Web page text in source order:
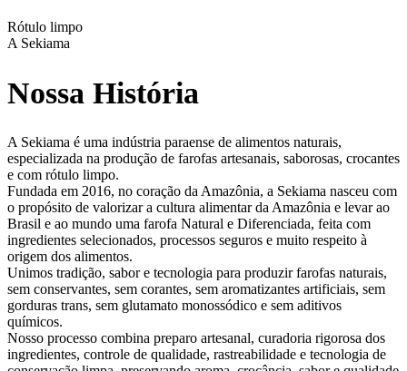
Rótulo limpo
A Sekiama
Nossa História
A Sekiama é uma indústria paraense de alimentos naturais,
especializada na produção de farofas artesanais, saborosas, crocantes
e com rótulo limpo.
Fundada em 2016, no coração da Amazônia, a Sekiama nasceu com
o propósito de valorizar a cultura alimentar da Amazônia e levar ao
Brasil e ao mundo uma farofa Natural e Diferenciada, feita com
ingredientes selecionados, processos seguros e muito respeito à
origem dos alimentos.
Unimos tradição, sabor e tecnologia para produzir farofas naturais,
sem conservantes, sem corantes, sem aromatizantes artificiais, sem
gorduras trans, sem glutamato monossódico e sem aditivos
químicos.
Nosso processo combina preparo artesanal, curadoria rigorosa dos
ingredientes, controle de qualidade, rastreabilidade e tecnologia de